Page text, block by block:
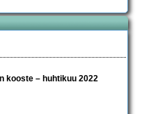
kooste – huhtikuu 2022